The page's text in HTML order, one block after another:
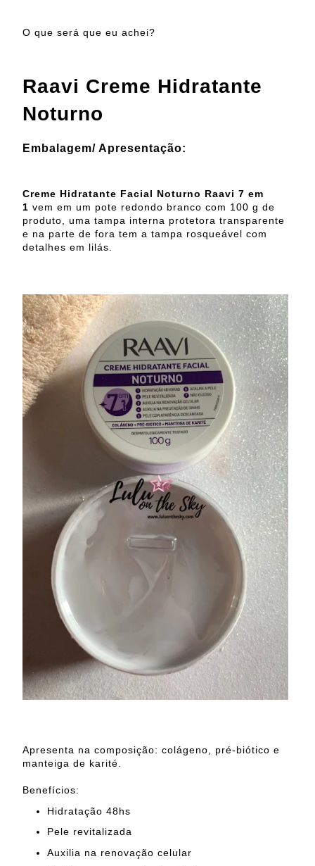
O que será que eu achei?
Raavi Creme Hidratante
Noturno
Embalagem/ Apresentação:
Creme Hidratante Facial Noturno Raavi 7 em
1 vem em um pote redondo branco com 100 g de
produto, uma tampa interna protetora transparente
e na parte de fora tem a tampa rosqueável com
detalhes em lilás.
Apresenta na composição: colágeno, pré-biótico e
manteiga de karité.
Benefícios:
Hidratação 48hs
Pele revitalizada
Auxilia na renovação celular